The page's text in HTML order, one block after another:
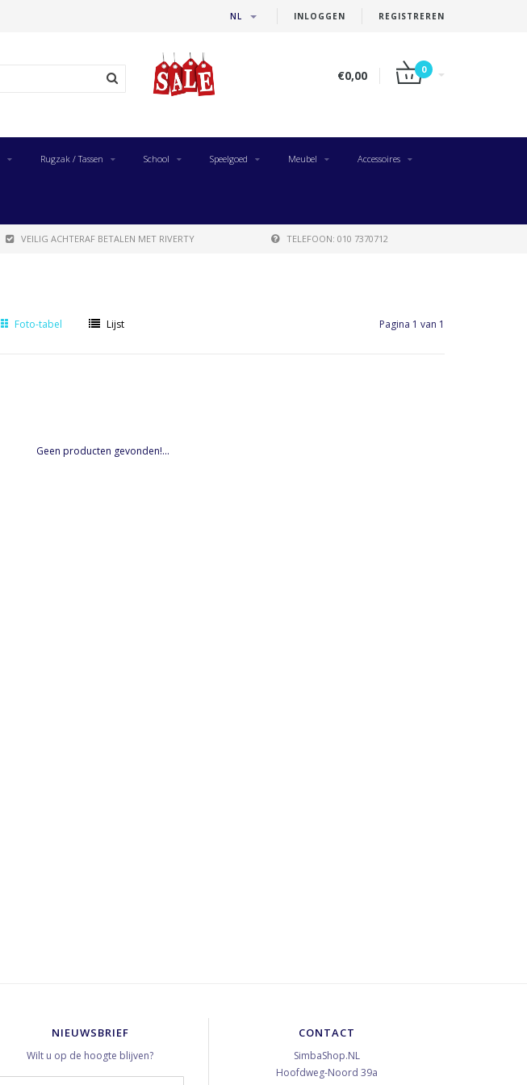
INLOGGEN REGISTREREN
NL
€0,00 0
Rugzak / Tassen School Speelgoed Meubel Accessoires
VEILIG ACHTERAF BETALEN MET RIVERTY TELEFOON: 010 7370712
Foto-tabel Lijst Pagina 1 van 1
Geen producten gevonden!...
NIEUWSBRIEF
Wilt u op de hoogte blijven?
CONTACT
SimbaShop.NL
Hoofdweg-Noord 39a